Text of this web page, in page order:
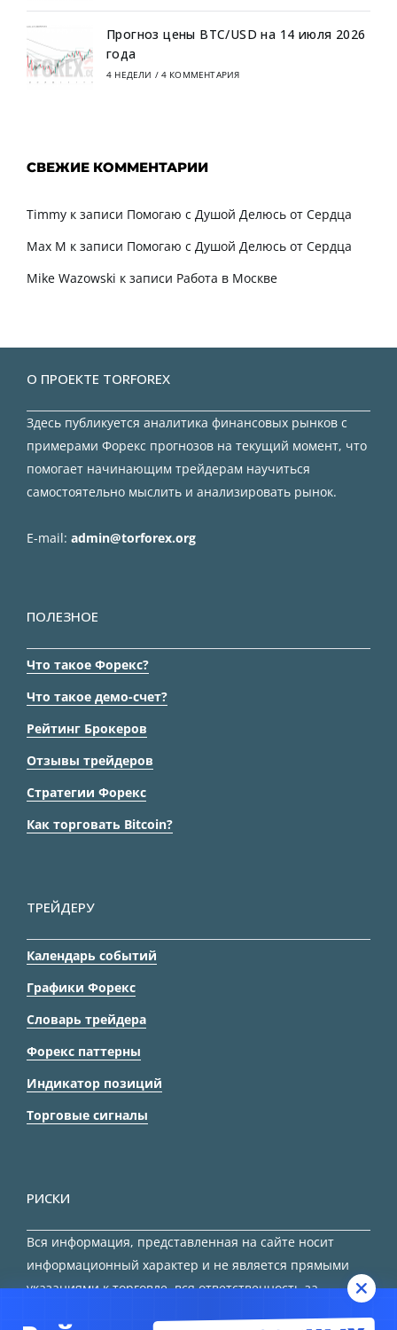
Прогноз цены BTC/USD на 14 июля 2026
года
4 НЕДЕЛИ / 4 КОММЕНТАРИЯ
СВЕЖИЕ КОММЕНТАРИИ
Timmy к записи Помогаю с Душой Делюсь от Сердца
Max M к записи Помогаю с Душой Делюсь от Сердца
Mike Wazowski к записи Работа в Москве
О ПРОЕКТЕ TORFOREX
Здесь публикуется аналитика финансовых рынков с
примерами Форекс прогнозов на текущий момент, что
помогает начинающим трейдерам научиться
самостоятельно мыслить и анализировать рынок.
E-mail: admin@torforex.org
ПОЛЕЗНОЕ
Что такое Форекс?
Что такое демо-счет?
Рейтинг Брокеров
Отзывы трейдеров
Стратегии Форекс
Как торговать Bitcoin?
ТРЕЙДЕРУ
Календарь событий
Графики Форекс
Словарь трейдера
Форекс паттерны
Индикатор позиций
Торговые сигналы
РИСКИ
Вся информация, представленная на сайте носит
информационный характер и не является прямыми
указаниями к торговле, вся ответственность за